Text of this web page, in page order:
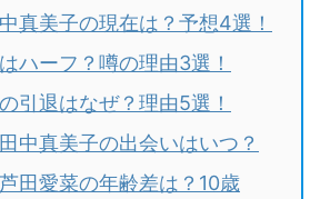
真美子の現在は？予想4選！
ハーフ？噂の理由3選！
引退はなぜ？理由5選！
中真美子の出会いはいつ？
田愛菜の年齢差は？10歳